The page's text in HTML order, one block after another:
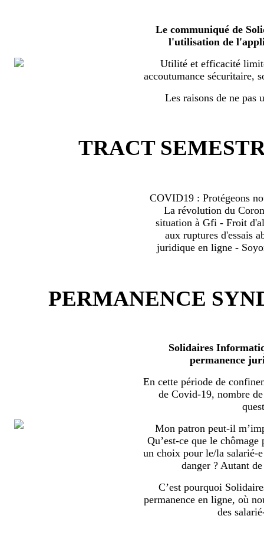
Le communiqué de
l'utilisation de
Utilité et efficacité
accoutumance sécuritaire,
Les raisons de ne pas
TRACT
COVID19 : Protégeons
La révolution du
situation à Gfi - Froit
aux ruptures d'essais
juridique en ligne -
PERMANENCE
Solidaires
permanence
En cette période de
de Covid-19, nombre
Mon patron peut-il
Qu’est-ce que le
un choix pour le/la salarié-
danger ? Autant
C’est pourquoi
permanence en ligne, où
des